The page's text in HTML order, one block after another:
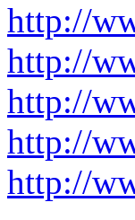
http://
http://
http://
http://
http://